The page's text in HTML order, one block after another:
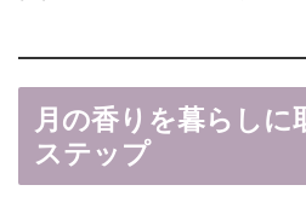
月の香りを暮らしに
ステップ